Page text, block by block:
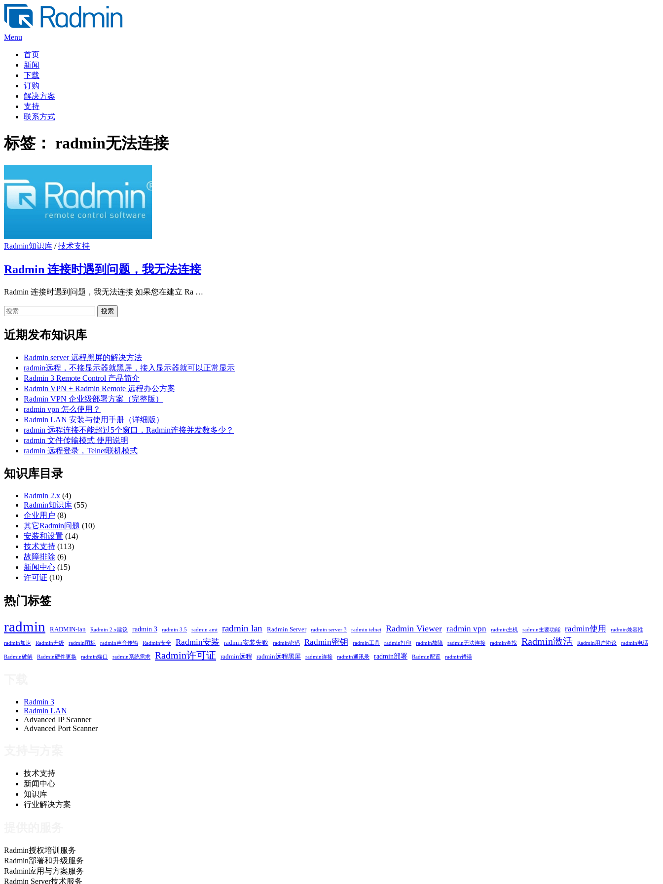
Skip
content
Menu
首页
新闻
下载
订购
解决方案
支持
联系方式
标签： radmin无法连接
Radmin知识库 /技术支持
Radmin 连接时遇到问题，我无法连接
Radmin 连接时遇到问题，我无法连接 如果您在建立 Ra …
搜
近期发布知识库
Radmin server 远程黑屏的解决方法
radmin远程，不接显示器就黑屏，接入显示器就可以正常显示
Radmin 3 Remote Control 产品简介
Radmin VPN + Radmin Remote 远程办公方案
Radmin VPN 企业级部署方案（完整版）
radmin vpn 怎么使用？
Radmin LAN 安装与使用手册（详细版）
radmin 远程连接不能超过5个窗口，Radmin连接并发数多少？
radmin 文件传输模式 使用说明
radmin 远程登录，Telnet联机模式
知识库目录
Radmin 2.x (4)
Radmin知识库 (55)
企业用户 (8)
其它Radmin问题 (10)
安装和设置 (14)
技术支持 (113)
故障排除 (6)
新闻中心 (15)
许可证 (10)
热门标签
radmin RADMIN-lan Radmin 2.x建议 radmin 3 radmin 3.5 radmin amt radmin lan Radmin Server radmin server 3 radmin telnet Radmin Viewer radmin vpn radmin主机 radmin主要功能 radmin使用 radmin兼容性
radmin加速 Radmin升级 radmin图标 radmin声音传输 Radmin安全 Radmin安装 radmin安装失败 radmin密码 Radmin密钥 radmin工具 radmin打印 radmin故障 radmin无法连接 radmin查找 Radmin激活 Radmin用户协议 radmin电话
Radmin破解 Radmin硬件更换 radmin端口 radmin系统需求 Radmin许可证 radmin远程 radmin远程黑屏 radmin连接 radmin通讯录 radmin部署 Radmin配置 radmin错误
Radmin 3
Radmin LAN
Advanced IP Scanner
Advanced Port Scanner
技术支持
新闻中心
知识库
行业解决方案
Radmin授权培训服务
Radmin部署和升级服务
Radmin应用与方案服务
Radmin Server技术服务